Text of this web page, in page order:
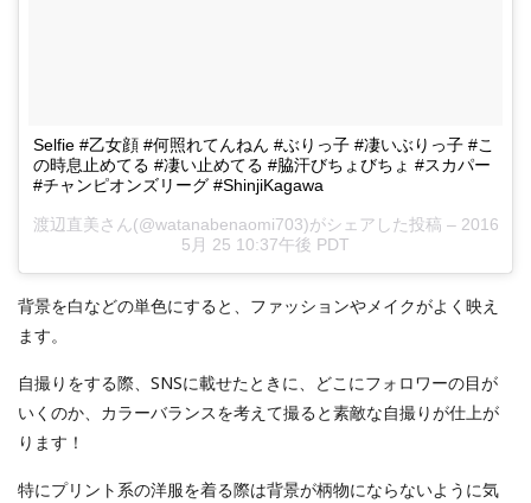
Selfie #乙女顔 #何照れてんねん #ぶりっ子 #凄いぶりっ子 #こ
の時息止めてる #凄い止めてる #脇汗びちょびちょ #スカパー
#チャンピオンズリーグ #ShinjiKagawa
渡辺直美さん(@watanabenaomi703)がシェアした投稿 – 2016
5月 25 10:37午後 PDT
背景を白などの単色にすると、ファッションやメイクがよく映え
ます。
自撮りをする際、SNSに載せたときに、どこにフォロワーの目が
いくのか、カラーバランスを考えて撮ると素敵な自撮りが仕上が
ります！
特にプリント系の洋服を着る際は背景が柄物にならないように気